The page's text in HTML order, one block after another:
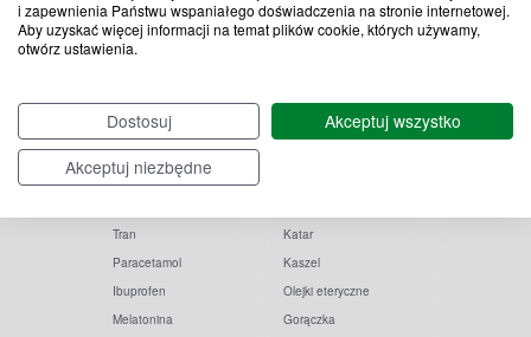
i zapewnienia Państwu wspaniałego doświadczenia na stronie internetowej.
Aby uzyskać więcej informacji na temat plików cookie, których używamy,
otwórz ustawienia.
Dostosuj
Akceptuj wszystko
Akceptuj niezbędne
Popularne zapytania
Witamina D
Witamina C
Tran
Paracetamol
Ibuprofen
Melatonina
Przeziębienie i grypa
Katar
Kaszel
Olejki eteryczne
Gorączka